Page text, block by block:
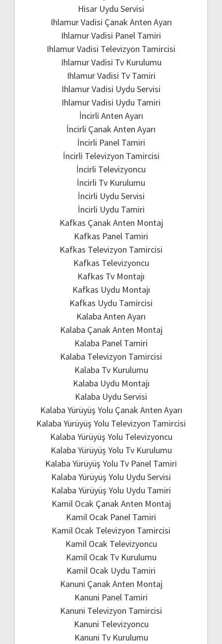
Hisar Uydu Servisi
Ihlamur Vadisi Çanak Anten Ayarı
Ihlamur Vadisi Panel Tamiri
Ihlamur Vadisi Televizyon Tamircisi
Ihlamur Vadisi Tv Kurulumu
Ihlamur Vadisi Tv Tamiri
Ihlamur Vadisi Uydu Servisi
Ihlamur Vadisi Uydu Tamiri
İncirli Anten Ayarı
İncirli Çanak Anten Ayarı
İncirli Panel Tamiri
İncirli Televizyon Tamircisi
İncirli Televizyoncu
İncirli Tv Kurulumu
İncirli Uydu Servisi
İncirli Uydu Tamiri
Kafkas Çanak Anten Montaj
Kafkas Panel Tamiri
Kafkas Televizyon Tamircisi
Kafkas Televizyoncu
Kafkas Tv Montajı
Kafkas Uydu Montajı
Kafkas Uydu Tamircisi
Kalaba Anten Ayarı
Kalaba Çanak Anten Montaj
Kalaba Panel Tamiri
Kalaba Televizyon Tamircisi
Kalaba Tv Kurulumu
Kalaba Uydu Montajı
Kalaba Uydu Servisi
Kalaba Yürüyüş Yolu Çanak Anten Ayarı
Kalaba Yürüyüş Yolu Televizyon Tamircisi
Kalaba Yürüyüş Yolu Televizyoncu
Kalaba Yürüyüş Yolu Tv Kurulumu
Kalaba Yürüyüş Yolu Tv Panel Tamiri
Kalaba Yürüyüş Yolu Uydu Servisi
Kalaba Yürüyüş Yolu Uydu Tamiri
Kamil Ocak Çanak Anten Montaj
Kamil Ocak Panel Tamiri
Kamil Ocak Televizyon Tamircisi
Kamil Ocak Televizyoncu
Kamil Ocak Tv Kurulumu
Kamil Ocak Uydu Tamiri
Kanuni Çanak Anten Montaj
Kanuni Panel Tamiri
Kanuni Televizyon Tamircisi
Kanuni Televizyoncu
Kanuni Tv Kurulumu